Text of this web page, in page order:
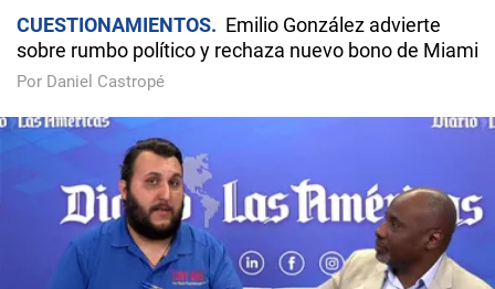
CUESTIONAMIENTOS
Emilio González advierte
sobre rumbo político y rechaza nuevo bono de Miami
Por Daniel Castropé